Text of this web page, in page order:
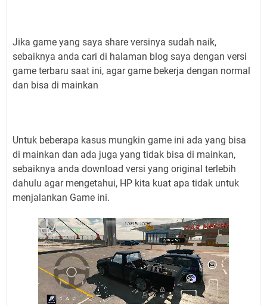
Jika game yang saya share versinya sudah naik,
sebaiknya anda cari di halaman blog saya dengan versi
game terbaru saat ini, agar game bekerja dengan normal
dan bisa di mainkan
Untuk beberapa kasus mungkin game ini ada yang bisa
di mainkan dan ada juga yang tidak bisa di mainkan,
sebaiknya anda download versi yang original terlebih
dahulu agar mengetahui, HP kita kuat apa tidak untuk
menjalankan Game ini.